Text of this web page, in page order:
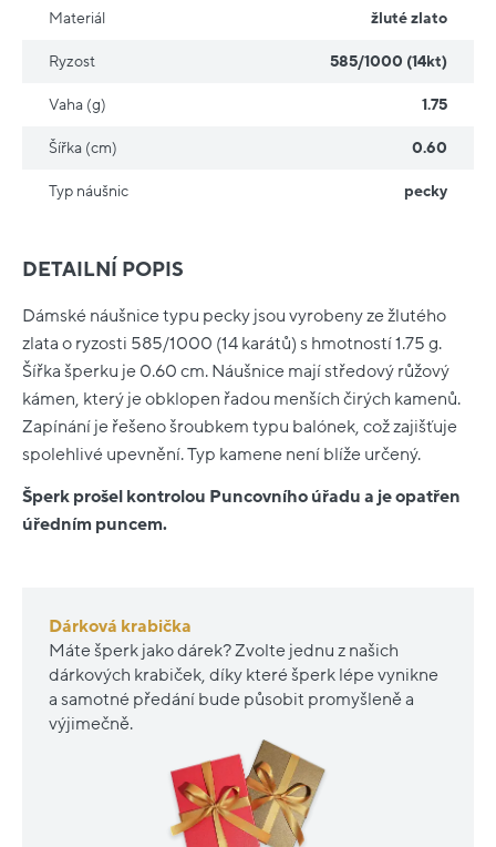
DETAILNÍ POPIS
Dámské náušnice typu pecky jsou vyrobeny ze žlutého
zlata o ryzosti 585/1000 (14 karátů) s hmotností 1.75 g.
Šířka šperku je 0.60 cm. Náušnice mají středový růžový
kámen, který je obklopen řadou menších čirých kamenů.
Zapínání je řešeno šroubkem typu balónek, což zajišťuje
spolehlivé upevnění. Typ kamene není blíže určený.
Šperk prošel kontrolou Puncovního úřadu a je opatřen
úředním puncem.
Dárková krabička
Máte šperk jako dárek? Zvolte jednu z našich
dárkových krabiček, díky které šperk lépe vynikne
a samotné předání bude působit promyšleně a
výjimečně.
Materiál žluté zlato
Ryzost 585/1000 (14kt)
Vaha (g) 1.75
Šířka (cm) 0.60
Typ náušnic pecky